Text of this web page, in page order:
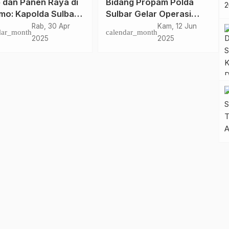
Pasangkayu Buka
‘Kesamber’
Kam, 31 Mar
2022
Lepas Program Mudik
Gratis, Ridwan Kamil:
Selamat Mudik, Selamat
Sampai Tujuan
calendar_month
Ming, 16 Apr
2023